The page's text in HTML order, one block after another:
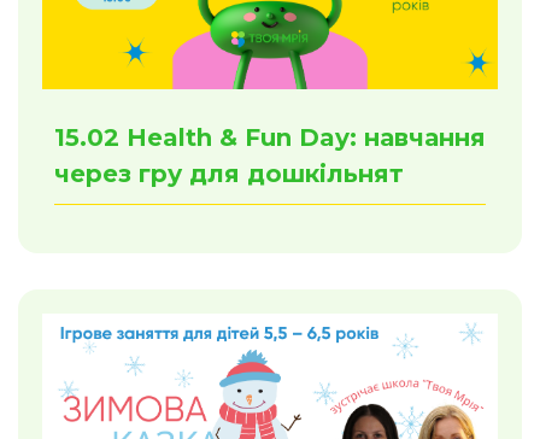
15.02 Health & Fun Day: навчання
через гру для дошкільнят